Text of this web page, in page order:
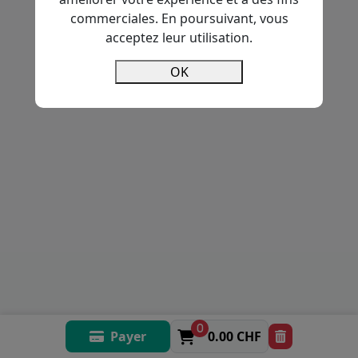
commerciales. En poursuivant, vous
acceptez leur utilisation.
OK
Payer 0 0.00 CHF